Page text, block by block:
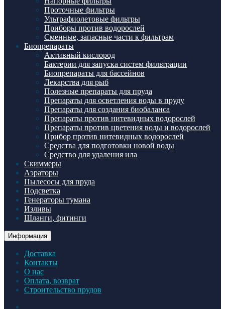
Проточные фильтры
Ультрафиолетовые фильтры
Приборы против водорослей
Сменные, запасные части к фильтрам
Биопрепараты
Активный кислород
Бактерии для запуска систем фильтрации
Биопрепараты для бассейнов
Лекарства для рыб
Полезные препараты для пруда
Препараты для осветления воды в пруду
Препараты для создания биобаланса
Препараты против нитевидных водорослей
Препараты против цветения воды и водорослей
Прибор против нитевидных водорослей
Средства для подготовки новой воды
Средство для удаления ила
Скиммеры
Аэраторы
Пылесосы для пруда
Подсветка
Генераторы тумана
Изливы
Шланги, фитинги
Информация
Доставка
Контакты
О нас
Оплата, возврат
Строительство прудов